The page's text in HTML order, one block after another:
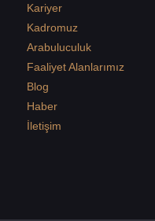
Kariyer
Kadromuz
Arabuluculuk
Faaliyet Alanlarımız
Blog
Haber
İletişim